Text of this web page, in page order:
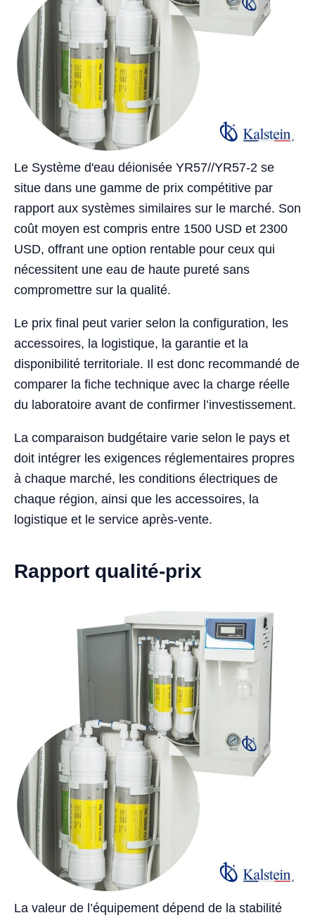
Le Système d'eau déionisée YR57//YR57-2 se
situe dans une gamme de prix compétitive par
rapport aux systèmes similaires sur le marché. Son
coût moyen est compris entre 1500 USD et 2300
USD, offrant une option rentable pour ceux qui
nécessitent une eau de haute pureté sans
compromettre sur la qualité.
Le prix final peut varier selon la configuration, les
accessoires, la logistique, la garantie et la
disponibilité territoriale. Il est donc recommandé de
comparer la fiche technique avec la charge réelle
du laboratoire avant de confirmer l’investissement.
La comparaison budgétaire varie selon le pays et
doit intégrer les exigences réglementaires propres
à chaque marché, les conditions électriques de
chaque région, ainsi que les accessoires, la
logistique et le service après-vente.
Rapport qualité-prix
La valeur de l’équipement dépend de la stabilité